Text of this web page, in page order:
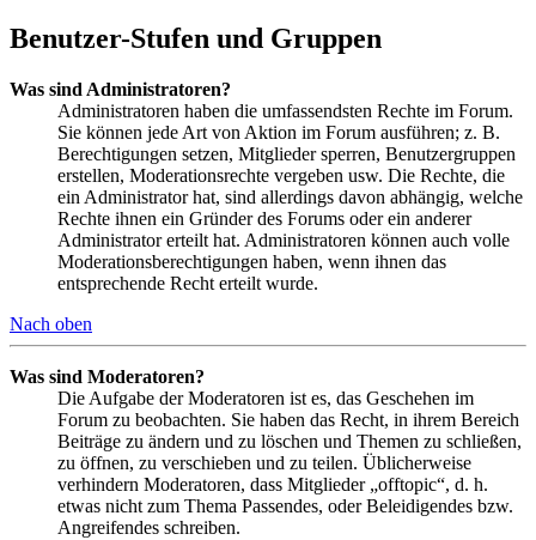
Benutzer-Stufen und Gruppen
Was sind Administratoren?
Administratoren haben die umfassendsten Rechte im Forum.
Sie können jede Art von Aktion im Forum ausführen; z. B.
Berechtigungen setzen, Mitglieder sperren, Benutzergruppen
erstellen, Moderationsrechte vergeben usw. Die Rechte, die
ein Administrator hat, sind allerdings davon abhängig, welche
Rechte ihnen ein Gründer des Forums oder ein anderer
Administrator erteilt hat. Administratoren können auch volle
Moderationsberechtigungen haben, wenn ihnen das
entsprechende Recht erteilt wurde.
Nach oben
Was sind Moderatoren?
Die Aufgabe der Moderatoren ist es, das Geschehen im
Forum zu beobachten. Sie haben das Recht, in ihrem Bereich
Beiträge zu ändern und zu löschen und Themen zu schließen,
zu öffnen, zu verschieben und zu teilen. Üblicherweise
verhindern Moderatoren, dass Mitglieder „offtopic“, d. h.
etwas nicht zum Thema Passendes, oder Beleidigendes bzw.
Angreifendes schreiben.